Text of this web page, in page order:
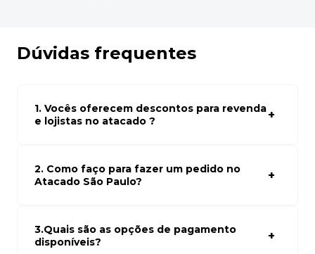
Dúvidas frequentes
1. Vocês oferecem descontos para revenda
e lojistas no atacado ?
atacado empresas e compre com os melhores preços
para seu modelo de negócio
2. Como faço para fazer um pedido no
Atacado São Paulo?
carrinho. Em seguida, siga as instruções para finalizar a
compra. Se precisar de ajuda, nossa equipe de suporte
está à disposição para auxiliá-lo.
3.Quais são as opções de pagamento
disponíveis?